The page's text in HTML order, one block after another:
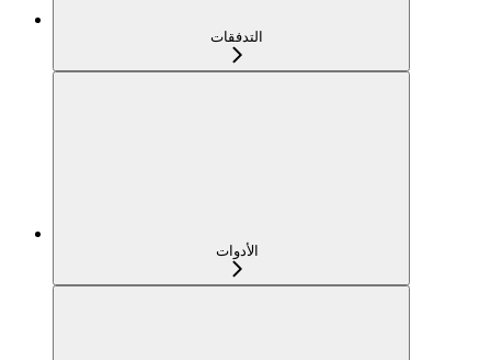
التدفقات
الأدوات